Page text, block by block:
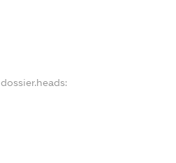
dossier.heads: